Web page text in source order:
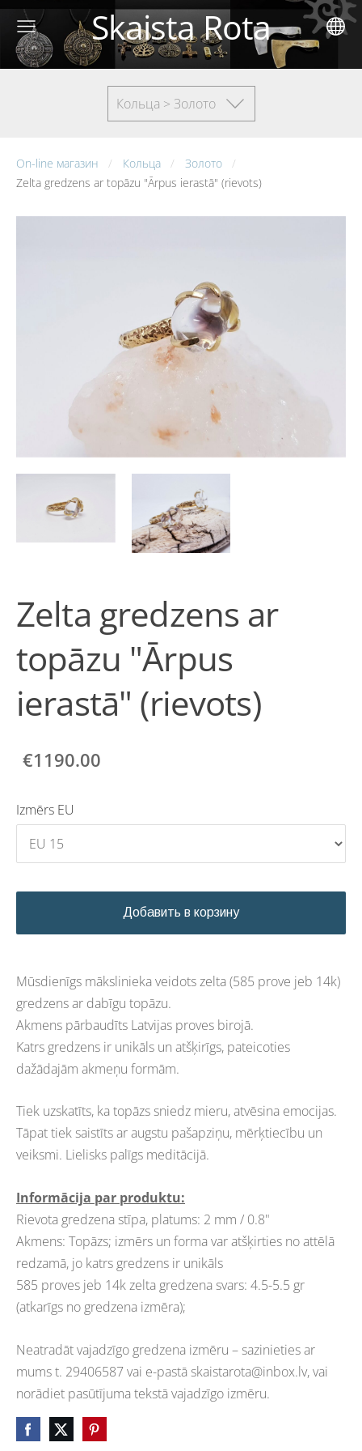
Skaista Rota
Кольца > Золото
On-line магазин Кольца
Золото
Zelta gredzens ar topāzu "Ārpus ierastā" (rievots)
Zelta gredzens ar
topāzu "Ārpus
ierastā" (rievots)
€1190.00
Izmērs EU
Добавить в корзину
Mūsdienīgs mākslinieka veidots zelta (585 prove jeb 14k)
gredzens ar dabīgu topāzu.
Akmens pārbaudīts Latvijas proves birojā.
Katrs gredzens ir unikāls un atšķirīgs, pateicoties
dažādajām akmeņu formām.
Tiek uzskatīts, ka topāzs sniedz mieru, atvēsina emocijas.
Tāpat tiek saistīts ar augstu pašapziņu, mērķtiecību un
veiksmi. Lielisks palīgs meditācijā.
Informācija par produktu:
Rievota gredzena stīpa, platums: 2 mm / 0.8"
Akmens: Topāzs; izmērs un forma var atšķirties no attēlā
redzamā, jo katrs gredzens ir unikāls
585 proves jeb 14k zelta gredzena svars: 4.5-5.5 gr
(atkarīgs no gredzena izmēra);
Neatradāt vajadzīgo gredzena izmēru – sazinieties ar
mums t. 29406587 vai e-pastā skaistarota@inbox.lv, vai
norādiet pasūtījuma tekstā vajadzīgo izmēru.